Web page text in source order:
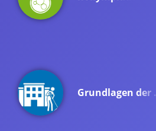
Grundlagen der …